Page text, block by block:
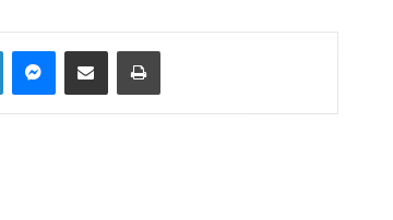
LinkedInMessengerCompartir por correo electrónicoImprimir